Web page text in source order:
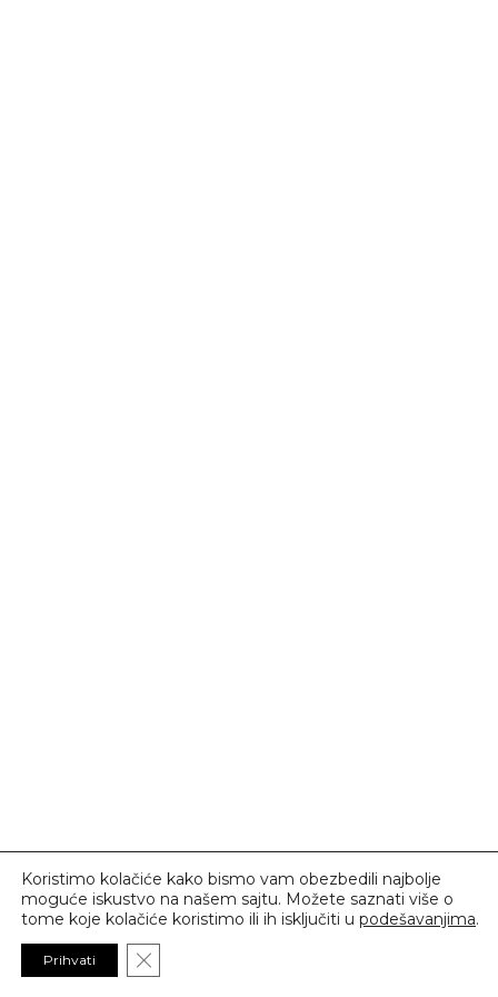
Koristimo kolačiće kako bismo vam obezbedili najbolje
moguće iskustvo na našem sajtu. Možete saznati više o
tome koje kolačiće koristimo ili ih isključiti u podešavanjima.
Prihvati Close GDPR Cookie Banner